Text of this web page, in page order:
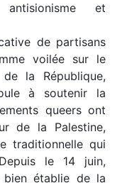
et
de partisans
voilée sur le
la République,
à soutenir la
queers ont
de la Palestine,
traditionnelle qui
le 14 juin,
bien établie de la